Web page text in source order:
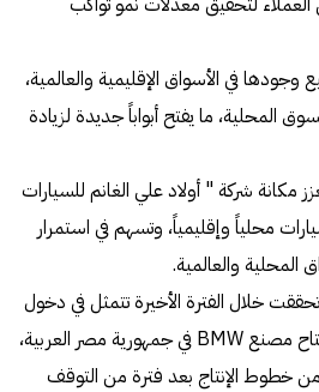
في الأسواق الإقليمية والعالمية،
المحلية، ما يفتح أبواباً جديدة لزيادة
مكانة شركة " أولاد علي الغانم للسيارات
محلياً وإقليمياً، وتسهم في استمرار
المحلية والعالمية.
خلال الفترة الأخيرة تتمثل في دخول
السوق المصرية عبر إعادة افتتاح مصنع BMW في جمهورية مصر العربية،
مع خروج أول سيارة BMW من خطوط الإنتاج بعد فترة من التوقف